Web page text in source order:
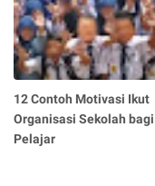
12 Contoh Motivasi Ikut
Organisasi Sekolah bagi
Pelajar